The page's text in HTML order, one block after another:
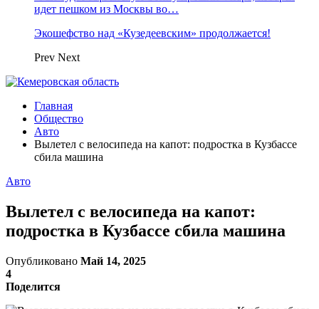
идет пешком из Москвы во…
Экошефство над «Кузедеевским» продолжается!
Prev Next
Главная
Общество
Авто
Вылетел с велосипеда на капот: подростка в Кузбассе
сбила машина
Авто
Вылетел с велосипеда на капот:
подростка в Кузбассе сбила машина
Опубликовано Май 14, 2025
4
Поделится